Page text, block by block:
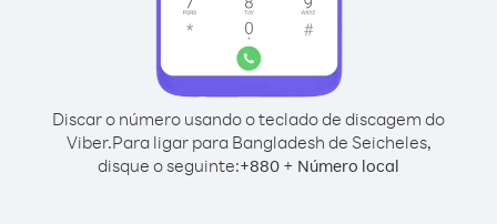
Discar o número usando o teclado de discagem do
Viber.Para ligar para Bangladesh de Seicheles,
disque o seguinte:+880 + Número local